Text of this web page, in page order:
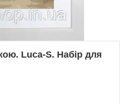
Luca-S. Набір для